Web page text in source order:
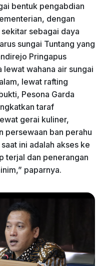
bentuk pengabdian
dengan
sebagai daya
sungai Tuntang yang
Pringapus
wahana air sungai
lewat rafting
Pesona Garda
taraf
gerai kuliner,
persewaan ban perahu
ini adalah akses ke
terjal dan penerangan
paparnya.